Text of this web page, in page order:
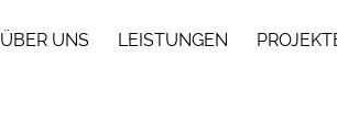
ÜBER UNS LEISTUNGEN